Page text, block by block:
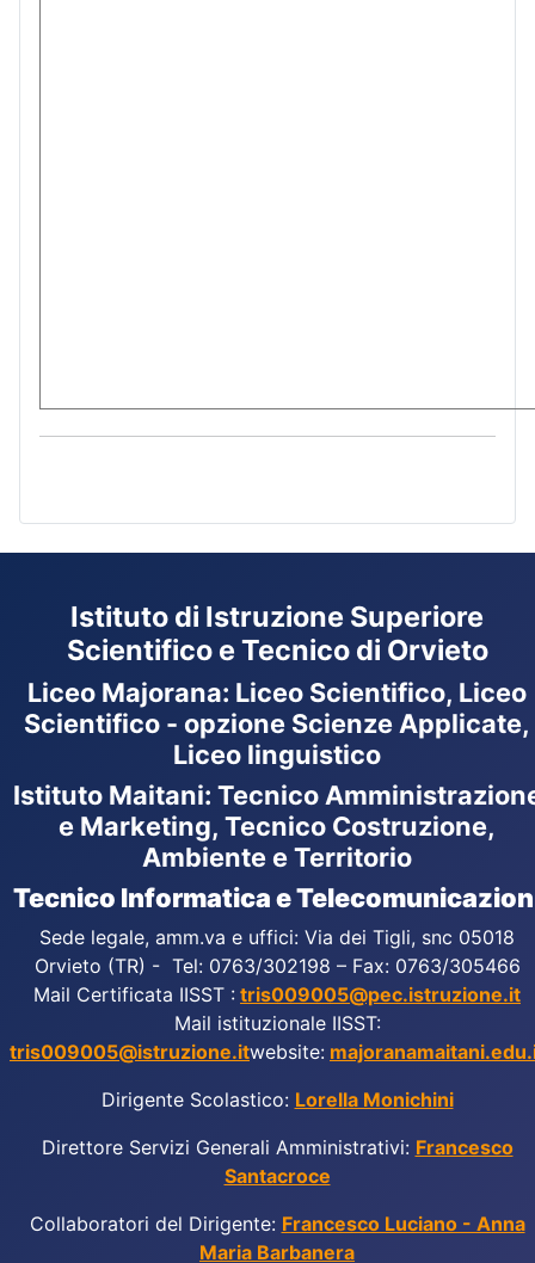
Istituto di Istruzione Superiore
Scientifico e Tecnico di Orvieto
Liceo Majorana: Liceo Scientifico, Liceo
Scientifico - opzione Scienze Applicate,
Liceo linguistico
Istituto Maitani: Tecnico
e Marketing, Tecnico Costruzione,
Ambiente e Territorio
Tecnico Informatica e
Sede legale, amm.va e uffici: Via dei Tigli, snc 05018
Orvieto (TR) - Tel: 0763/302198 – Fax: 0763/305466
Mail Certificata IISST : tris009005@pec.istruzione.it
Mail istituzionale IISST:
tris009005@istruzione.itwebsite:
Dirigente Scolastico: Lorella Monichini
Direttore Servizi Generali Amministrativi: Francesco
Santacroce
Collaboratori del Dirigente: Francesco Luciano - Anna
Maria Barbanera